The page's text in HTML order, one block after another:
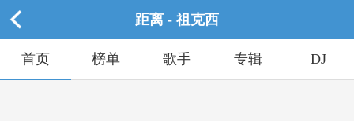
距离 - 祖克西
首页 榜单 歌手 专辑 DJ